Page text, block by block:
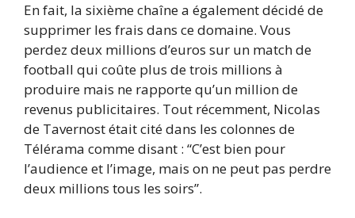
En fait, la sixième chaîne a également décidé de
supprimer les frais dans ce domaine. Vous
perdez deux millions d’euros sur un match de
football qui coûte plus de trois millions à
produire mais ne rapporte qu’un million de
revenus publicitaires. Tout récemment, Nicolas
de Tavernost était cité dans les colonnes de
Télérama comme disant : “C’est bien pour
l’audience et l’image, mais on ne peut pas perdre
deux millions tous les soirs”.